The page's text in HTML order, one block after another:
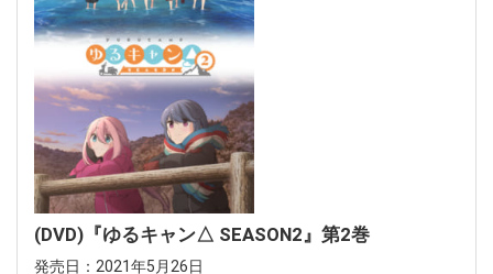
(DVD)『ゆるキャン△ SEASON2』第2巻
発売日：2021年5月26日